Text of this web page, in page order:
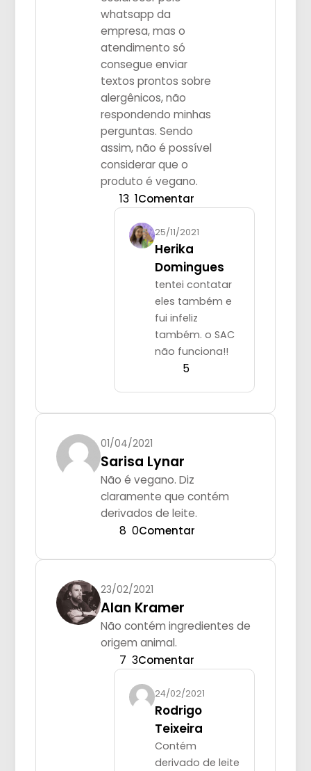
whatsapp da
empresa, mas o
atendimento só
consegue enviar
textos prontos sobre
alergênicos, não
respondendo minhas
perguntas. Sendo
assim, não é possível
considerar que o
produto é vegano.
13 1Comentar
25/11/2021
Herika
Domingues
tentei contatar
eles também e
fui infeliz
também. o SAC
não funciona!!
5
01/04/2021
Sarisa Lynar
Não é vegano. Diz
claramente que contém
derivados de leite.
8 0Comentar
23/02/2021
Alan Kramer
Não contém ingredientes de
origem animal.
7 3Comentar
24/02/2021
Rodrigo
Teixeira
Contém
derivado de leite